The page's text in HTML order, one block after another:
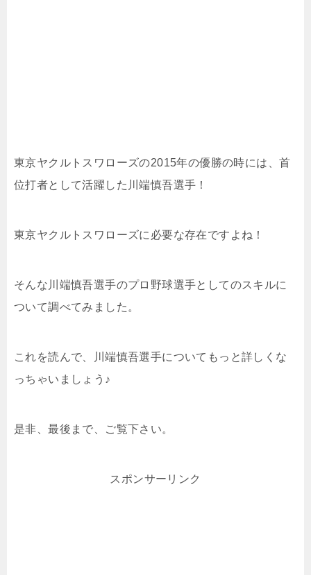
東京ヤクルトスワローズの2015年の優勝の時には、首
位打者として活躍した川端慎吾選手！
東京ヤクルトスワローズに必要な存在ですよね！
そんな川端慎吾選手のプロ野球選手としてのスキルに
ついて調べてみました。
これを読んで、川端慎吾選手についてもっと詳しくな
っちゃいましょう♪
是非、最後まで、ご覧下さい。
スポンサーリンク